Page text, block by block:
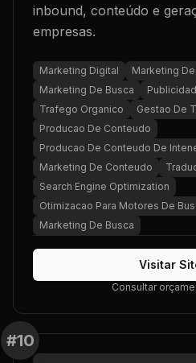
inbound, conteúdo e
empresas.
Marketing Digital
Marketing
Marketing De Busca
Trafego Organico
Gestao De
Producao De Conteudo
Producao De Conteudo De
Marketing De Conteudo
Search Engine Optimization
Otimizacao Para Motores De
Marketing De Busca
Visitar
Consultar
#10